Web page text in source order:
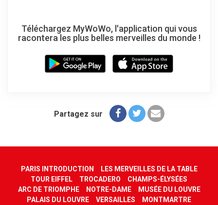
Téléchargez MyWoWo, l'application qui vous
racontera les plus belles merveilles du monde !
Partagez sur
PARIS INTRODUCTION
LES MERVEILLES DE LA TABLE
TOUR EIFFEL
TROCADERO
CHAMPS-ÉLYSÉES
ARC DE TRIOMPHE
NOTRE-DAME
MUSÉE DU LOUVRE
PALAIS DU LOUVRE
VERSAILLES
MONTMARTRE